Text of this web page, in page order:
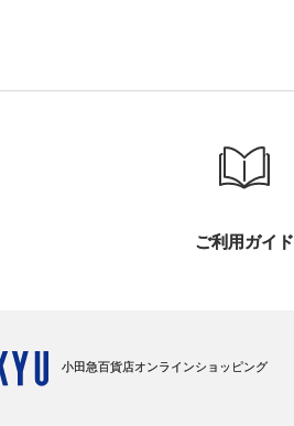
ご利用ガイド
小田急百貨店オンラインショッピング